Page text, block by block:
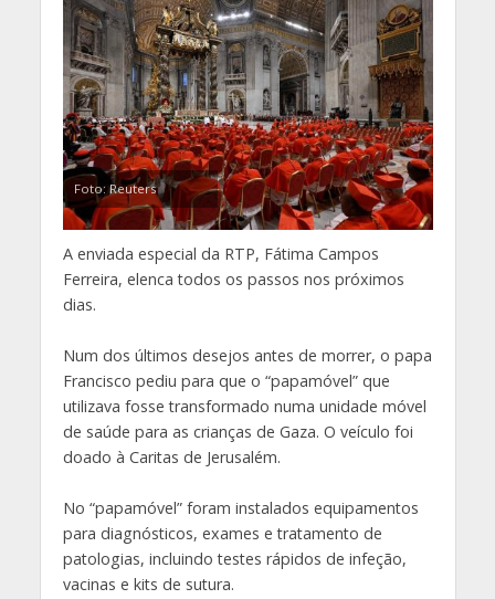
Foto: Reuters
A enviada especial da RTP, Fátima Campos
Ferreira, elenca todos os passos nos próximos
dias.
Num dos últimos desejos antes de morrer, o papa
Francisco pediu para que o “papamóvel” que
utilizava fosse transformado numa unidade móvel
de saúde para as crianças de Gaza. O veículo foi
doado à Caritas de Jerusalém.
No “papamóvel” foram instalados equipamentos
para diagnósticos, exames e tratamento de
patologias, incluindo testes rápidos de infeção,
vacinas e kits de sutura.